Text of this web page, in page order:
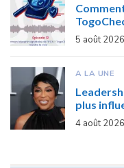
5 août 2026
A LA UNE
plus
4 août 2026